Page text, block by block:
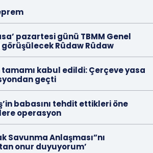
pazartesi günü TBMM Genel
Rûdaw Rûdaw
kabul edildi: Çerçeve yasa
geçti
babasını tehdit ettikleri öne
operasyon
Savunma Anlaşması”nı
onur duyuyorum’